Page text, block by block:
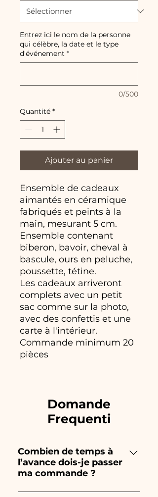
Entrez ici le nom de la personne
qui célèbre, la date et le type
d'événement *
0/500
Quantité *
Ajouter au panier
Ensemble de cadeaux
aimantés en céramique
fabriqués et peints à la
main, mesurant 5 cm.
Ensemble contenant
biberon, bavoir, cheval à
bascule, ours en peluche,
poussette, tétine.
Les cadeaux arriveront
complets avec un petit
sac comme sur la photo,
avec des confettis et une
carte à l'intérieur.
Commande minimum 20
pièces
Domande
Frequenti
Combien de temps à
l’avance dois-je passer
ma commande ?
Ceramiche Ania crée et peint